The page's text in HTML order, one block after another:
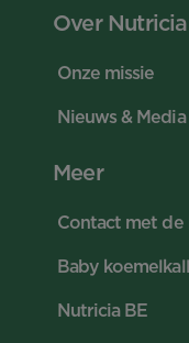
Over Nutricia
Onze missie
Nieuws & Media
Meer
Contact met
Baby
Nutricia BE